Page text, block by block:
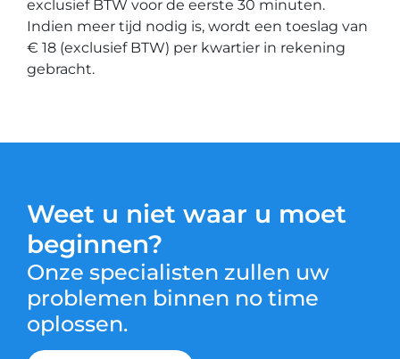
exclusief BTW voor de eerste 30 minuten.
Indien meer tijd nodig is, wordt een toeslag van
€ 18 (exclusief BTW) per kwartier in rekening
gebracht.
Weet u niet waar u moet
beginnen?
Onze specialisten zullen uw
problemen binnen no time
oplossen.